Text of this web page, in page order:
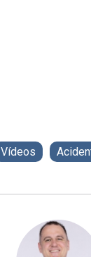
Vídeos